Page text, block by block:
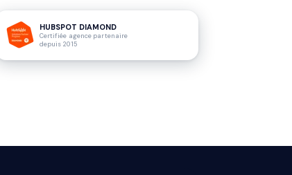
HUBSPOT DIAMOND
Certifiée agence partenaire
depuis 2015